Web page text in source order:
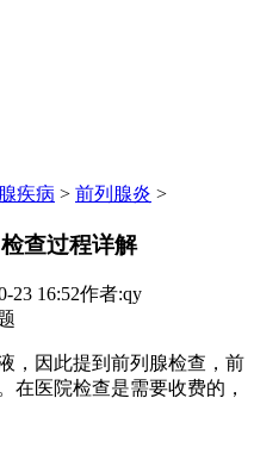
疾病 > 前列腺炎 >
查过程详解
23 16:52作者:qy
因此提到前列腺检查，前
在医院检查是需要收费的，